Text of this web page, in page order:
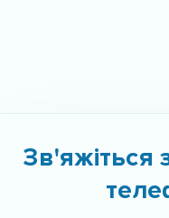
Зв'яжіться